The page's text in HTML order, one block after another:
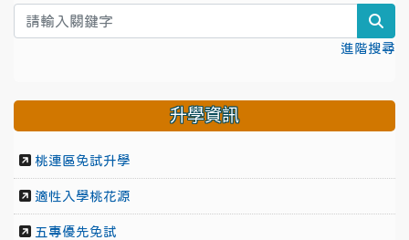
進階搜尋
升學資訊
桃連區免試升學
適性入學桃花源
五專優先免試